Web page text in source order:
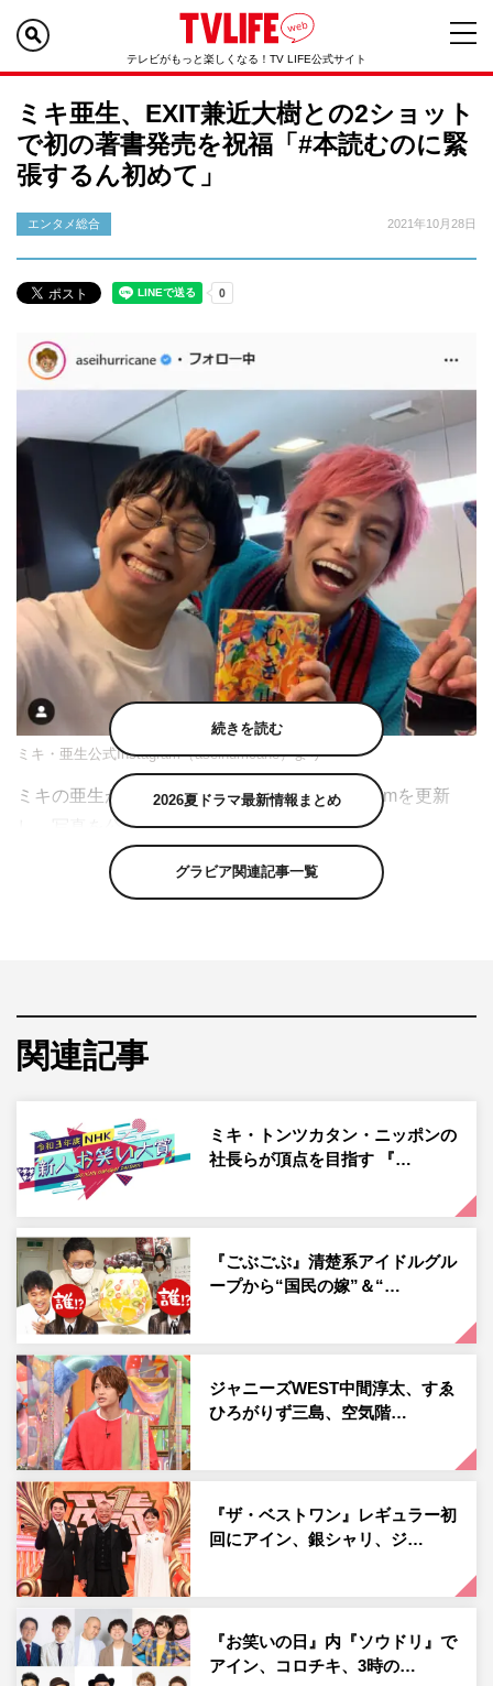
テレビがもっと楽しくなる！TV LIFE公式サイト
ミキ亜生、EXIT兼近大樹との2ショット
で初の著書発売を祝福「#本読むのに緊
張するん初めて」
エンタメ総合 2021年10月28日
ミキ・亜生公式Instagram（aseihurricane）より
ミキの亜生が10月27日（水）に自身のInstagramを更新
し、写真を公開した。
亜生は「何年も前から本出したいと言っていた チーカネ
ちゃんのはじめての本「むき出し」ついに完成」のコメン
とか書けへんのに #本書くのすごすぎ #店の予約の名前
書くところに #ひらがなで #あせいぱいせん #って書
いてた奴が本出した #すごい #うれしいぞ #おめでと
この投稿にフォロワーからは「優しいさ溢れるタグ」「二
人ともキラキラの笑顔 素敵です」「亜生くんがどんどん
お兄ちゃんみたいになってってなんか感動しちゃった 優
しい」「亜生くんの投稿愛が溢れとる！めっちゃ笑顔素敵
です！」「亜生さんのタグコメントに愛感じました！素敵
な先輩と後輩ですね」「写真から文面からとても愛が伝わ
ってきました なんか泣けてくる..」などのコメントが寄
せられている。
ミキ・亜生公式Instagram：
https://www.instagram.com/aseihurricane/
続きを読む
2026夏ドラマ最新情報まとめ
グラビア関連記事一覧
EXIT ミキ 亜生 兼近大樹
関連記事
ミキ・トンツカタン・ニッポンの
社長らが頂点を目指す 『…
『ごぶごぶ』清楚系アイドルグル
ープから“国民の嫁”＆“…
ジャニーズWEST中間淳太、すゑ
ひろがりず三島、空気階…
『ザ・ベストワン』レギュラー初
回にアイン、銀シャリ、ジ…
『お笑いの日』内『ソウドリ』で
アイン、コロチキ、3時の…